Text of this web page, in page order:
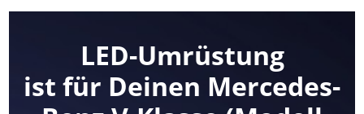
LED-Umrüstung
ist für Deinen Mercedes-